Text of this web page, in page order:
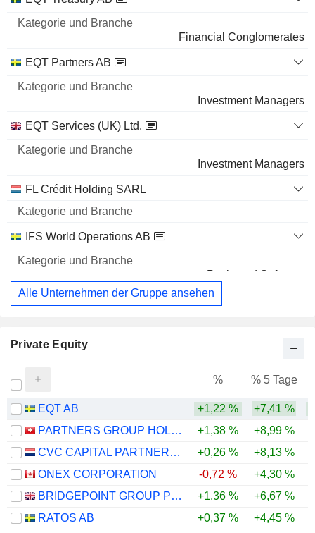
Name
Branche
Financial Conglomerates
EQT Partners AB
Investment Managers
EQT Services (UK) Ltd.
Investment Managers
FL Crédit Holding SARL
IFS World Operations AB
Packaged Software
Alle Unternehmen der Gruppe ansehen
Private Equity
% % 5 Tage
EQT AB +1,22 % +7,41 %
PARTNERS GROUP HOLDING AG
+1,38 % +8,99 %
CVC CAPITAL PARTNERS PLC
+0,26 % +8,13 %
ONEX CORPORATION
-0,72 % +4,30 %
BRIDGEPOINT GROUP PLC
+1,36 % +6,67 %
RATOS AB
+0,37 % +4,45 %